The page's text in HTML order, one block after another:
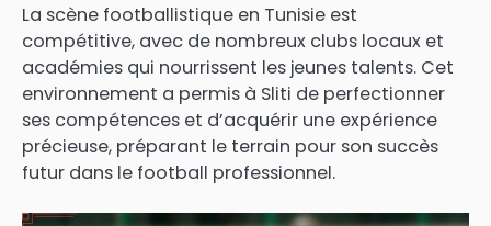
La scène footballistique en Tunisie est
compétitive, avec de nombreux clubs locaux et
académies qui nourrissent les jeunes talents. Cet
environnement a permis à Sliti de perfectionner
ses compétences et d’acquérir une expérience
précieuse, préparant le terrain pour son succès
futur dans le football professionnel.